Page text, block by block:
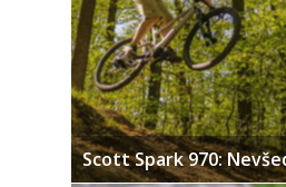
Scott Spark 970: